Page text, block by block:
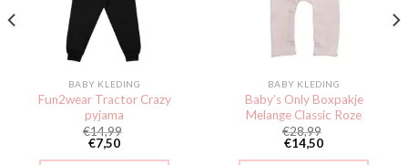
BABY KLEDING
Fun2wear Tractor Crazy
pyjama
€14,99
€7,50
BABY KLEDING
Baby’s Only Boxpakje
Melange Classic Roze
€28,99
€14,50